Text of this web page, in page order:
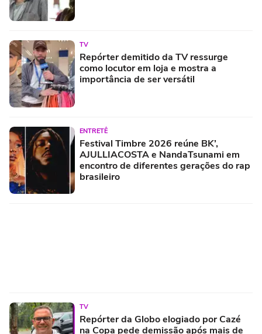
TV
Repórter demitido da TV ressurge
como locutor em loja e mostra a
importância de ser versátil
ENTRETÊ
Festival Timbre 2026 reúne BK’,
AJULLIACOSTA e NandaTsunami em
encontro de diferentes gerações do rap
brasileiro
TV
Repórter da Globo elogiado por Cazé
na Copa pede demissão após mais de